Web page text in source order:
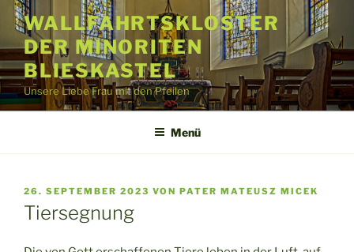
Zum
Inhalt
springen
WALLFAHRTSKLOSTER
DER MINORITEN
BLIESKASTEL
Unsere Liebe Frau mit den Pfeilen
Menü
VERÖFFENTLICHT
AM
26. SEPTEMBER 2023 VON PATER MATEUSZ MICEK
Tiersegnung